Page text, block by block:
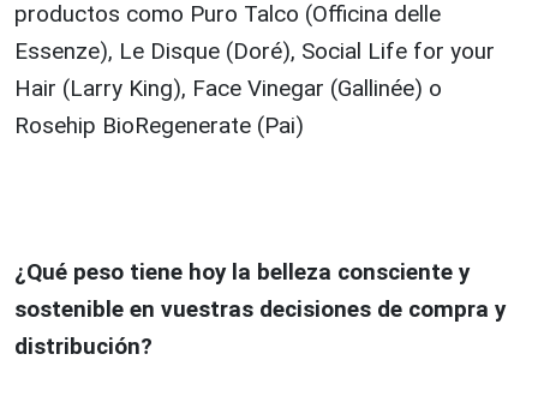
productos como Puro Talco (Officina delle
Essenze), Le Disque (Doré), Social Life for your
Hair (Larry King), Face Vinegar (Gallinée) o
Rosehip BioRegenerate (Pai)
¿Qué peso tiene hoy la belleza consciente y
sostenible en vuestras decisiones de compra y
distribución?